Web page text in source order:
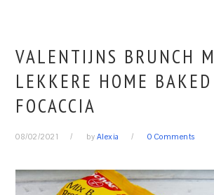
VALENTIJNS BRUNCH
LEKKERE HOME BAKED
FOCACCIA
08/02/2021 by Alexia 0 Comments